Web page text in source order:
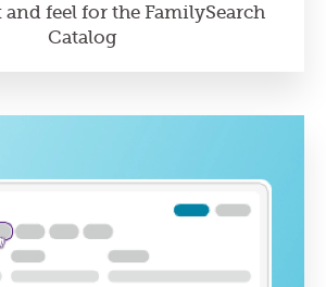
feel for the FamilySearch
Catalog